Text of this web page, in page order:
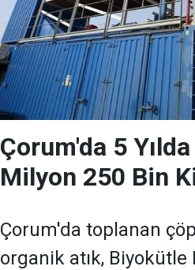
Çorum'da 5
Milyon 250 Bin
Çorum'da toplanan
organik atık,